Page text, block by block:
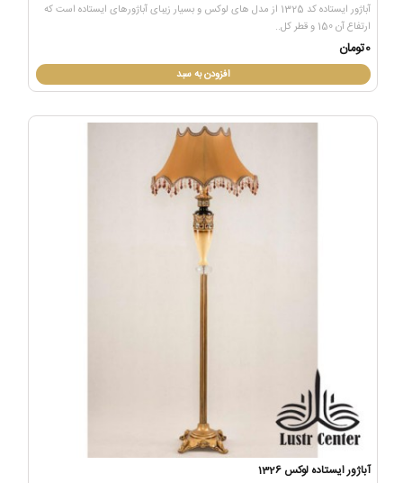
آباژور ایستاده کد 1325 از مدل های لوکس و بسیار زیبای آباژورهای ایستاده است که
ارتفاع آن 150 و قطر کل..
0تومان
افزودن به سبد
آباژور ایستاده لوکس 1326